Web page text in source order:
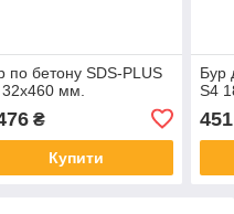
по бетону SDS-PLUS
мм.
₴
Купити
Бур
S4
451